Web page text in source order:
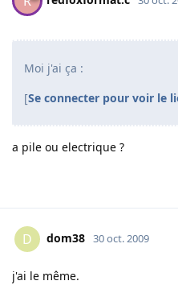
Moi j'ai ça :
[Se connecter pour voir le
a pile ou electrique ?
D dom38 30 oct. 2009
j'ai le même.